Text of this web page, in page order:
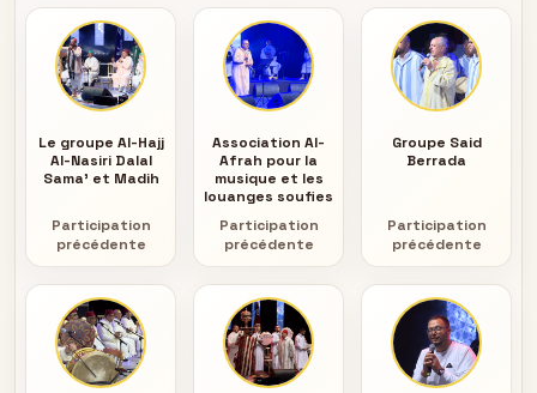
Le groupe Al-Hajj
Al-Nasiri Dalal
Sama' et Madih
Participation
précédente
Association Al-
Afrah pour la
musique et les
louanges soufies
Participation
précédente
Groupe Said
Berrada
Participation
précédente